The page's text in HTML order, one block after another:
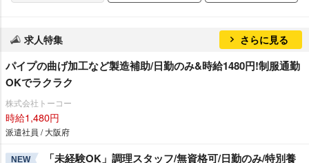
求人特集 さらに見る
パイプの曲げ加工など製造補助/日勤のみ&時給1480円!制服通勤
OKでラクラク
株式会社トーコー
時給1,480円
派遣社員 / 大阪府
NEW 「未経験OK」調理スタッフ/無資格可/日勤のみ/特別養